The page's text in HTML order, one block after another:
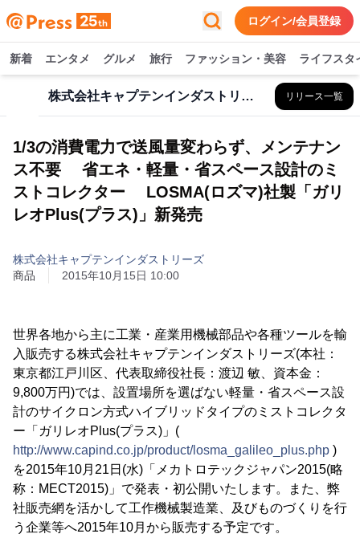
ログイン/会員登録
新着 エンタメ グルメ 旅行 ファッション・美容 ライフスタ
株式会社キャプテンインダストリーズ リリース一覧
1/3の消費電力で送風量変わらず、メンテナン
ス不要 省エネ・軽量・省スペース設計のミ
ストコレクター LOSMA(ロズマ)社製「ガリ
レオPlus(プラス)」新発売
株式会社キャプテンインダストリーズ
商品
2015年10月15日 10:00
世界各地から主に工業・産業用機械部品や各種ツールを輸
入販売する株式会社キャプテンインダストリーズ(本社：
東京都江戸川区、代表取締役社長：渡辺 敏、資本金：
9,800万円)では、設置場所を選ばない軽量・省スペース設
計のサイクロン方式ハイブリッドタイプのミストコレクタ
ー「ガリレオPlus(プラス)」(
http://www.capind.co.jp/product/losma_galileo_plus.php )
を2015年10月21日(水)「メカトロテックジャパン2015(略
称：MECT2015)」で発表・初公開いたします。また、弊
社販売網を活かして工作機械製造業、及びものづくりを行
う企業等へ2015年10月から販売する予定です。